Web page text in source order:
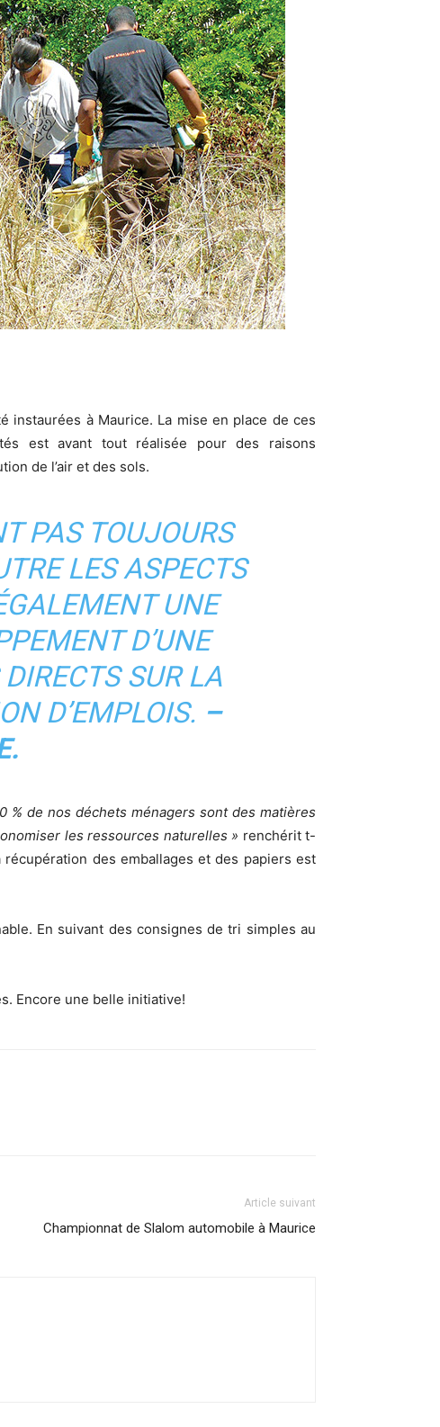
instaurées à Maurice. La mise en place de ces
est avant tout réalisée pour des raisons
de l’air et des sols.
PAS TOUJOURS
LES ASPECTS
UNE
D’UNE
SUR LA
D’EMPLOIS. –
% de nos déchets ménagers sont des matières
les ressources naturelles » renchérit t-
des emballages et des papiers est
En suivant des consignes de tri simples au
Encore une belle initiative!
Article suivant
Championnat de Slalom automobile à Maurice